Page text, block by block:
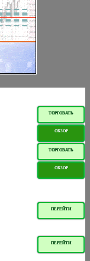
ТОРГОВАТЬ
ОБЗОР
ТОРГОВАТЬ
ОБЗОР
ПЕРЕЙТИ
ПЕРЕЙТИ